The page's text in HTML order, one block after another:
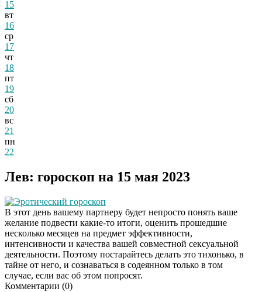
15
вт
16
ср
17
чт
18
пт
19
сб
20
вс
21
пн
22
Лев: гороскоп на 15 мая 2023
Эротический гороскоп
В этот день вашему партнеру будет непросто понять ваше
желание подвести какие-то итоги, оценить прошедшие
несколько месяцев на предмет эффективности,
интенсивности и качества вашей совместной сексуальной
деятельности. Поэтому постарайтесь делать это тихонько, в
тайне от него, и сознаваться в содеянном только в том
случае, если вас об этом попросят.
Комментарии (0)
Скрытая камера на